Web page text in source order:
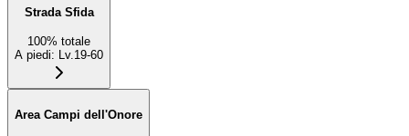
Strada Sfida
100% totale
A piedi: Lv.19-60
Area Campi dell'Onore